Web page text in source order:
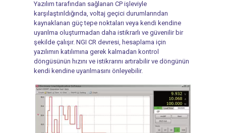
Yazılım tarafından sağlanan CP işleviyle
karşılaştırıldığında, voltaj geçici durumlarından
kaynaklanan güç tepe noktaları veya kendi kendine
uyarılma oluşturmadan daha istikrarlı ve güvenilir bir
şekilde çalışır. NGI CR devresi, hesaplama için
yazılımın katılımına gerek kalmadan kontrol
döngüsünün hızını ve istikrarını artırabilir ve döngünün
kendi kendine uyarılmasını önleyebilir.